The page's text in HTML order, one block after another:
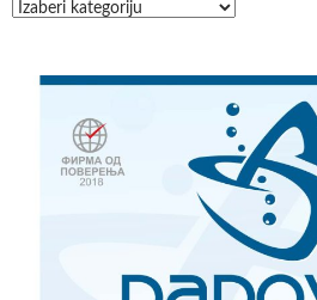
Teme